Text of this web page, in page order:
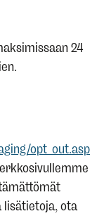
24
opt_out.asp
lisätietoja, ota